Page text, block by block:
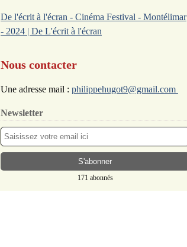
De l'écrit à l'écran - Cinéma Festival - Montélimar
- 2024 | De L'écrit à l'écran
Nous contacter
Une adresse mail : philippehugot9@gmail.com
Newsletter
171 abonnés